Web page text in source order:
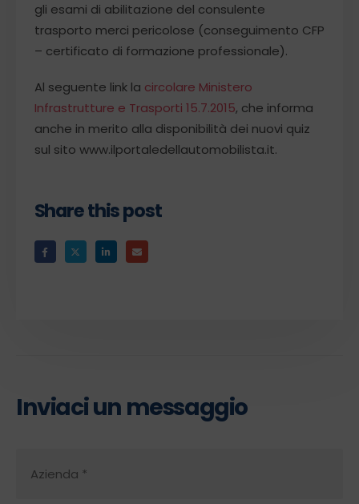
gli esami di abilitazione del consulente
trasporto merci pericolose (conseguimento CFP
– certificato di formazione professionale).
Al seguente link la circolare Ministero
Infrastrutture e Trasporti 15.7.2015, che informa
anche in merito alla disponibilità dei nuovi quiz
sul sito www.ilportaledellautomobilista.it.
Share this post
Inviaci un messaggio